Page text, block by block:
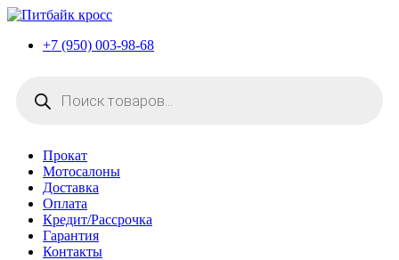
+7 (950) 003-98-68
товаров
Прокат
Мотосалоны
Доставка
Оплата
Кредит/Рассрочка
Гарантия
Контакты